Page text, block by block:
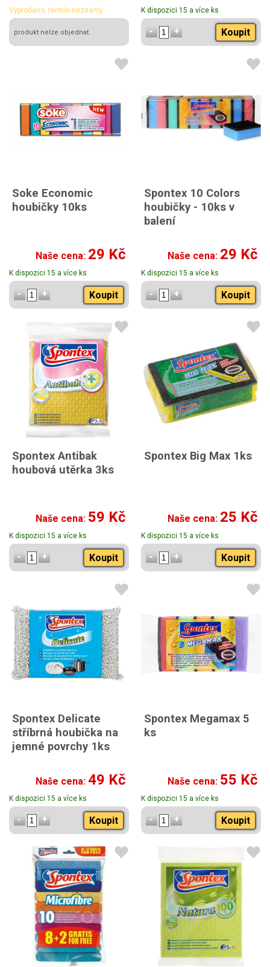
Vyprodáno, termín neznámý
produkt nelze objednat.
K dispozici 15 a více ks
Koupit
Soke Economic
houbičky 10ks
Naše cena: 29 Kč
K dispozici 15 a více ks
Koupit
Spontex 10 Colors
houbičky - 10ks v
balení
Naše cena: 29 Kč
K dispozici 15 a více ks
Koupit
Spontex Antibak
houbová utěrka 3ks
Naše cena: 59 Kč
K dispozici 15 a více ks
Koupit
Spontex Big Max 1ks
Naše cena: 25 Kč
K dispozici 15 a více ks
Koupit
Spontex Delicate
stříbrná houbička na
jemné povrchy 1ks
Naše cena: 49 Kč
K dispozici 15 a více ks
Koupit
Spontex Megamax 5
ks
Naše cena: 55 Kč
K dispozici 15 a více ks
Koupit